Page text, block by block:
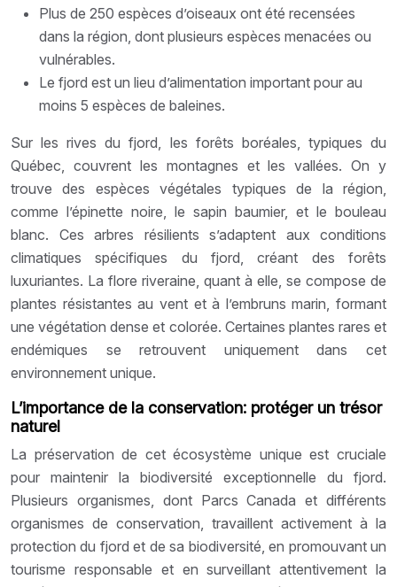
Plus de 250 espèces d’oiseaux ont été recensées
dans la région, dont plusieurs espèces menacées ou
vulnérables.
Le fjord est un lieu d’alimentation important pour au
moins 5 espèces de baleines.
Sur les rives du fjord, les forêts boréales, typiques du
Québec, couvrent les montagnes et les vallées. On y
trouve des espèces végétales typiques de la région,
comme l’épinette noire, le sapin baumier, et le bouleau
blanc. Ces arbres résilients s’adaptent aux conditions
climatiques spécifiques du fjord, créant des forêts
luxuriantes. La flore riveraine, quant à elle, se compose de
plantes résistantes au vent et à l’embruns marin, formant
une végétation dense et colorée. Certaines plantes rares et
endémiques se retrouvent uniquement dans cet
environnement unique.
L’importance de la conservation: protéger un trésor
naturel
La préservation de cet écosystème unique est cruciale
pour maintenir la biodiversité exceptionnelle du fjord.
Plusieurs organismes, dont Parcs Canada et différents
organismes de conservation, travaillent activement à la
protection du fjord et de sa biodiversité, en promouvant un
tourisme responsable et en surveillant attentivement la